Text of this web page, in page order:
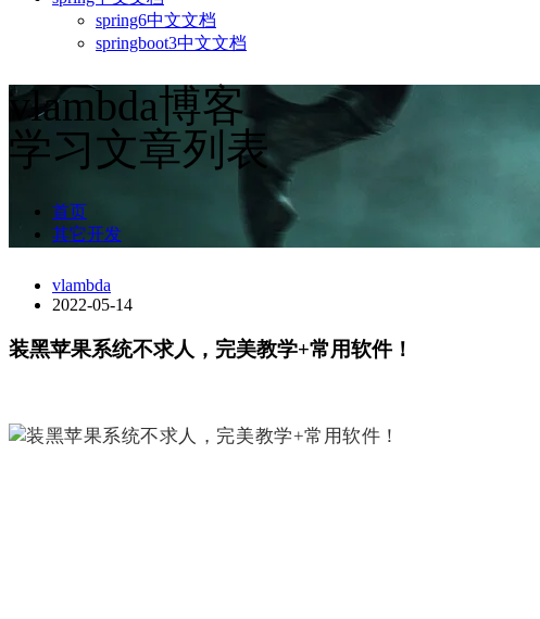
spring6中文文档
springboot3中文文档
vlambda博客
学习文章列表
首页
其它开发
vlambda
2022-05-14
装黑苹果系统不求人，完美教学+常用软件！